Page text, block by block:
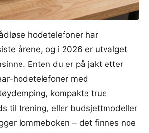
hodetelefoner har
årene, og i 2026 er utvalget
Enten du er på jakt etter
hodetelefoner med
kompakte true
til trening, eller budsjettmodeller
lommeboken – det finnes noe